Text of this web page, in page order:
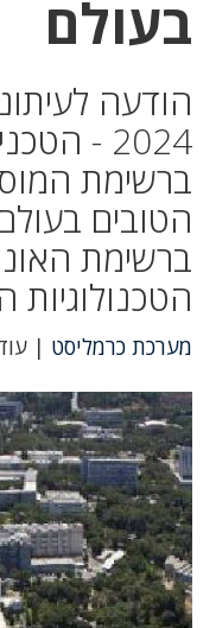
בעולם
הודעה
ברשימת
ברשימת
הטכנולוגיות
מערכת כרמליסט |